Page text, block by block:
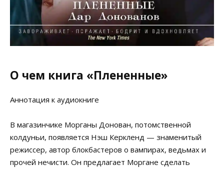
О чем книга «Плененные»
Аннотация к аудиокниге
В магазинчике Морганы Донован, потомственной
колдуньи, появляется Нэш Керкленд — знаменитый
режиссер, автор блокбастеров о вампирах, ведьмах и
прочей нечисти. Он предлагает Моргане сделать